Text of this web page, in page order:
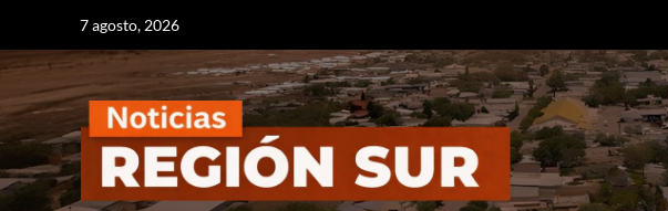
content
7 agosto, 2026